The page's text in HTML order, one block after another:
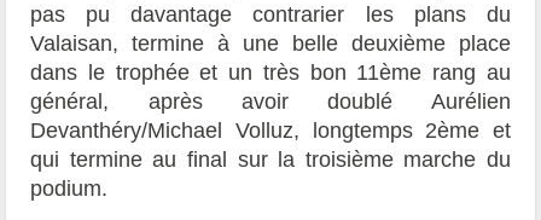
pas pu davantage contrarier les plans du
Valaisan, termine à une belle deuxième place
dans le trophée et un très bon 11ème rang au
général, après avoir doublé Aurélien
Devanthéry/Michael Volluz, longtemps 2ème et
qui termine au final sur la troisième marche du
podium.